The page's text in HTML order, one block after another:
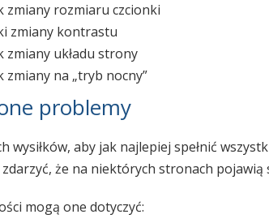
zmiany rozmiaru czcionki
zmiany kontrastu
zmiany układu strony
zmiany na „tryb nocny”
problemy
wysiłków, aby jak najlepiej spełnić
zdarzyć, że na niektórych stronach
mogą one dotyczyć: